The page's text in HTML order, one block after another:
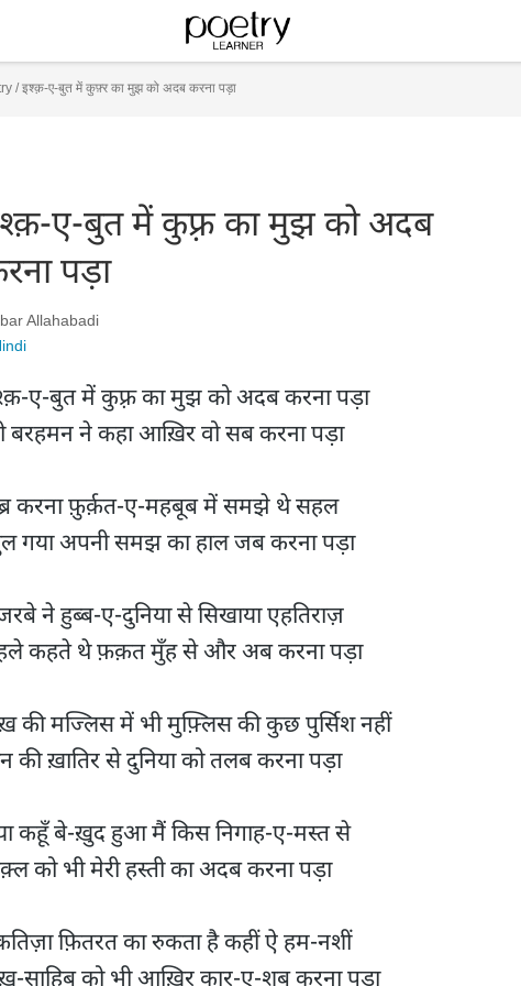
/इश्क़-ए-बुत में कुफ़्र का मुझ को अदब करना पड़ा
ए-बुत में कुफ़्र का मुझ को अदब
पड़ा
Allahabadi
ए-बुत में कुफ़्र का मुझ को अदब करना पड़ा
बरहमन ने कहा आख़िर वो सब करना पड़ा
करना फ़ुर्क़त-ए-महबूब में समझे थे सहल
गया अपनी समझ का हाल जब करना पड़ा
ने हुब्ब-ए-दुनिया से सिखाया एहतिराज़
कहते थे फ़क़त मुँह से और अब करना पड़ा
की मज्लिस में भी मुफ़्लिस की कुछ पुर्सिश नहीं
की ख़ातिर से दुनिया को तलब करना पड़ा
कहूँ बे-ख़ुद हुआ मैं किस निगाह-ए-मस्त से
को भी मेरी हस्ती का अदब करना पड़ा
फ़ितरत का रुकता है कहीं ऐ हम-नशीं
साहिब को भी आख़िर कार-ए-शब करना पड़ा